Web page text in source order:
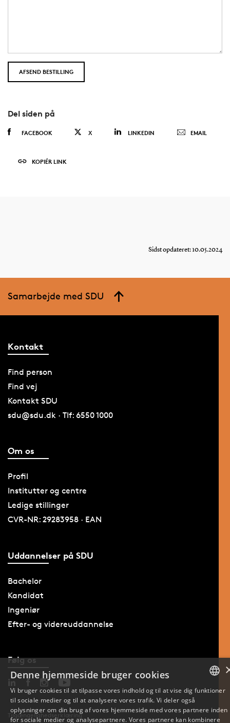
Del siden på
FACEBOOK X LINKEDIN EMAIL
KOPIÉR LINK
Sidst opdateret: 10.05.2024
Samarbejde med SDU
Kontakt
Find person
Find vej
Kontakt SDU
sdu@sdu.dk · Tlf: 6550 1000
Om os
Profil
Institutter og centre
Ledige stillinger
CVR-NR: 29283958 · EAN
Uddannelser på SDU
Bachelor
Kandidat
Ingeniør
Efter- og videreuddannelse
Følg os
Tilgængelighedserklæring
Denne hjemmeside bruger cookies
Vi bruger cookies til at tilpasse vores indhold og til at vise dig funktioner
til sociale medier og til at analysere vores trafik. Vi deler også
oplysninger om din brug af vores hjemmeside med vores partnere inden
for sociale medier og analysepartnere. Vores partnere kan kombinere